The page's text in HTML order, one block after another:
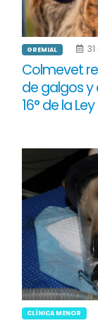
GREMIAL
Colmevet
de galgos
16° de la
CLÍNICA MENOR